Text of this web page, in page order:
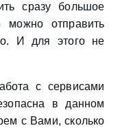
сразу большое
можно отправить
И для этого не
с сервисами
в данном
с Вами, сколько